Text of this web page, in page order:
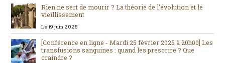
Rien ne sert de mourir ? La théorie de l’évolution et le
vieillissement
Le 19 juin 2025
[Conférence en ligne - Mardi 25 février 2025 à 20h00] Les
transfusions sanguines : quand les prescrire ? Que
craindre ?